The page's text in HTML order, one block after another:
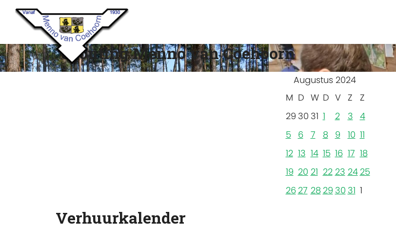
Scouting Menno van Coehoorn
Augustus 2024
M D W D V Z
Z
29 30 31 1 2 3 4
5
6 7 8 9 10 11
12 13 14 15 16 17 18
19 20 21 22 23 24 25
26 27 28 29 30 31 1
Verhuurkalender